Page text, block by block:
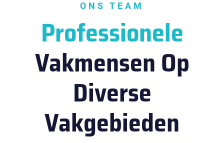
ONS TEAM
Professionele
Vakmensen Op
Diverse
Vakgebieden